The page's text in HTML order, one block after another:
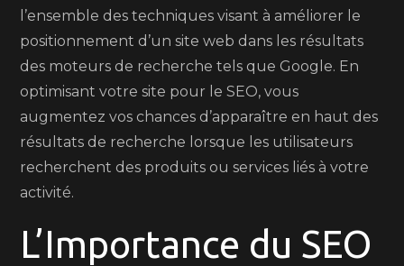
l’ensemble des techniques visant à améliorer le
positionnement d’un site web dans les résultats
des moteurs de recherche tels que Google. En
optimisant votre site pour le SEO, vous
augmentez vos chances d’apparaître en haut des
résultats de recherche lorsque les utilisateurs
recherchent des produits ou services liés à votre
activité.
L’Importance du SEO